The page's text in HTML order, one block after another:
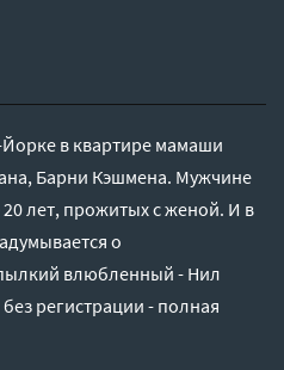
в квартире мамаши
Барни Кэшмена. Мужчине
лет, прожитых с женой. И в
о
влюбленный - Нил
регистрации - полная